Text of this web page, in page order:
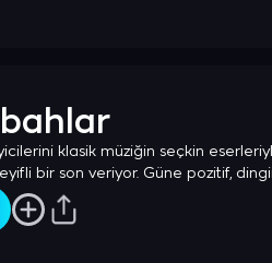
klasik müziğin seçkin
bir son veriyor. Güne pozitif,
Klasik Sabahlar'a bekliyoruz.